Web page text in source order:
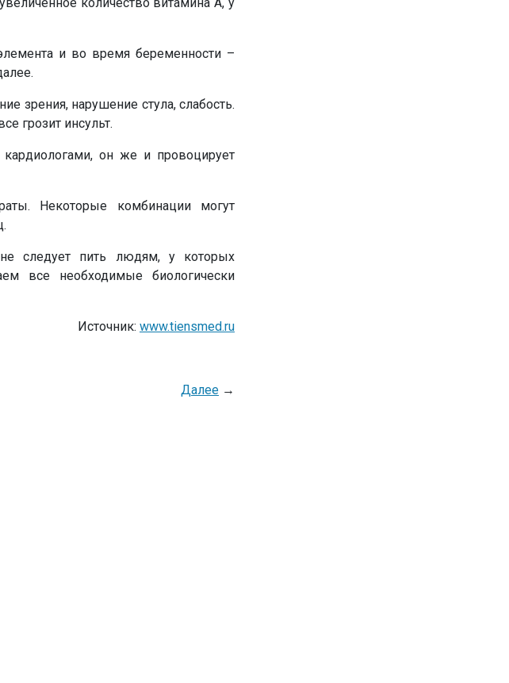
и во время беременности –
зрения, нарушение стула, слабость.
грозит инсульт.
кардиологами, он же и провоцирует
Некоторые комбинации могут
следует пить людям, у которых
все необходимые биологически
Источник: www.tiensmed.ru
Далее→